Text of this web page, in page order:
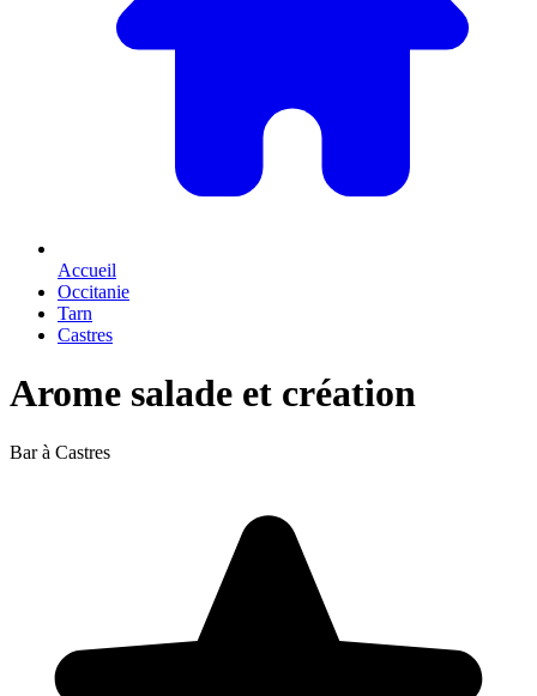
Accueil
Occitanie
Tarn
Castres
Arome salade et création
Bar à Castres